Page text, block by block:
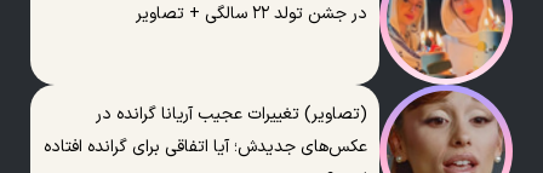
در جشن تولد ۲۲ سالگی + تصاویر
(تصاویر) تغییرات عجیب آریانا گرانده در
عکس‌های جدیدش؛ آیا اتفاقی برای گرانده افتاده